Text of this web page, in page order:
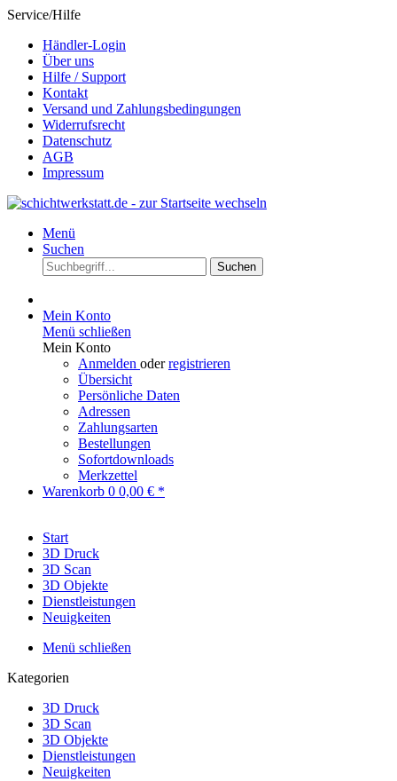
Service/Hilfe
Händler-Login
Über uns
Hilfe / Support
Kontakt
Versand und Zahlungsbedingungen
Widerrufsrecht
Datenschutz
AGB
Impressum
Menü
Suchen
Suchen
Mein Konto
Menü schließen
Mein Konto
Anmelden oderregistrieren
Übersicht
Persönliche Daten
Adressen
Zahlungsarten
Bestellungen
Sofortdownloads
Merkzettel
Warenkorb 0 0,00 € *
Start
3D Druck
3D Scan
3D Objekte
Dienstleistungen
Neuigkeiten
Menü schließen
Kategorien
3D Druck
3D Scan
3D Objekte
Dienstleistungen
Neuigkeiten